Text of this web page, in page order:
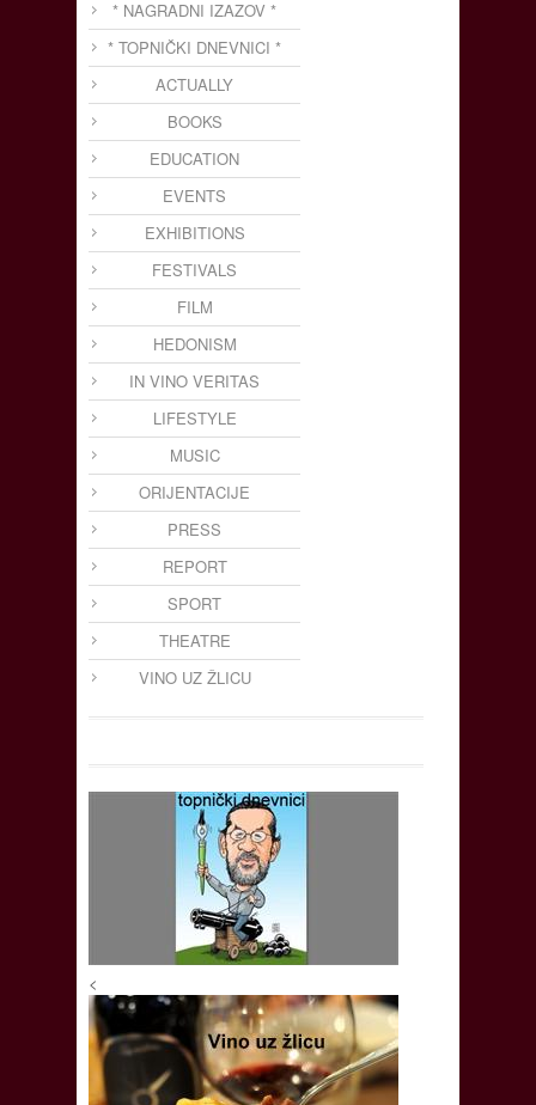
* NAGRADNI IZAZOV *
* TOPNIČKI DNEVNICI *
ACTUALLY
BOOKS
EDUCATION
EVENTS
EXHIBITIONS
FESTIVALS
FILM
HEDONISM
IN VINO VERITAS
LIFESTYLE
MUSIC
ORIJENTACIJE
PRESS
REPORT
SPORT
THEATRE
VINO UZ ŽLICU
<